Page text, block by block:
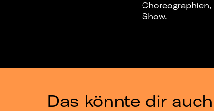
Show.
Das könnte dir